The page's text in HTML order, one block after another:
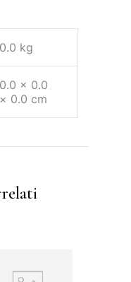
0.0 kg
0.0 × 0.0
× 0.0 cm